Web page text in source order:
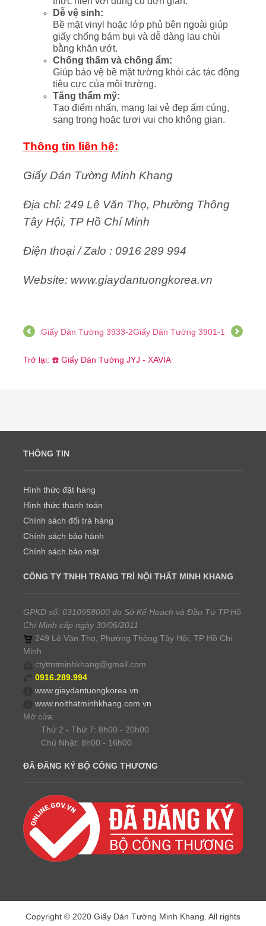
Dễ vệ sinh:
Bề mặt vinyl hoặc lớp phủ bên ngoài giúp
giấy chống bám bụi và dễ dàng lau chùi
bằng khăn ướt.
Chống thấm và chống ẩm:
Giúp bảo vệ bề mặt tường khỏi các tác động
tiêu cực của môi trường.
Tăng thẩm mỹ:
Tạo điểm nhấn, mang lại vẻ đẹp ấm cúng,
sang trọng hoặc tươi vui cho không gian.
Thông tin liên hệ:
Giấy Dán Tường Minh Khang
Địa chỉ: 249 Lê Văn Thọ, Phường Thông
Tây Hội, TP Hồ Chí Minh
Điện thoại / Zalo : 0916 289 994
Website: www.giaydantuongkorea.vn
Giấy Dán Tường 3901-1
Giấy Dán Tường 3933-2
Trở lại: ☎️ Giấy Dán Tường JYJ - XAVIA
THÔNG TIN
Hình thức đặt hàng
Hình thức thanh toán
Chính sách đổi trả hàng
Chính sách bảo hành
Chính sách bảo mật
CÔNG TY TNHH TRANG TRÍ NỘI THẤT MINH KHANG
GPKD số: 0310958000 do Sở Kế Hoạch và Đầu Tư TP Hồ
Chí Minh cấp ngày 30/06/2011
249 Lê Văn Thọ, Phường Thông Tây Hội, TP Hồ Chí
Minh
ctyttntminhkhang@gmail.com
0916.289.994
www.giaydantuongkorea.vn
www.noithatminhkhang.com.vn
Mở cửa:
Thứ 2 - Thứ 7: 8h00 - 20h00
Chủ Nhật: 8h00 - 16h00
ĐÃ ĐĂNG KÝ BỘ CÔNG THƯƠNG
Copyright © 2020 Giấy Dán Tường Minh Khang. All rights